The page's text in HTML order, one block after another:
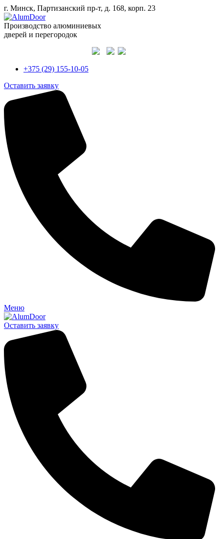
г. Минск, Партизанский пр-т, д. 168, корп. 23
Производство алюминиевых
дверей и перегородок
+375 (29) 155-10-05
Оставить заявку
Меню
Оставить заявку